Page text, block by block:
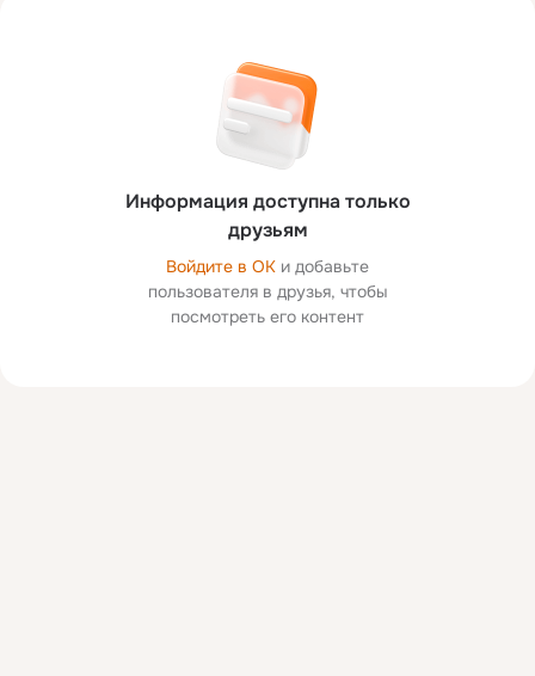
Информация доступна только
друзьям
Войдите в ОК и добавьте
пользователя в друзья, чтобы
посмотреть его контент